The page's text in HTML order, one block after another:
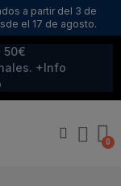
a partir del 3 de
el 17 de agosto.
50€
+Info